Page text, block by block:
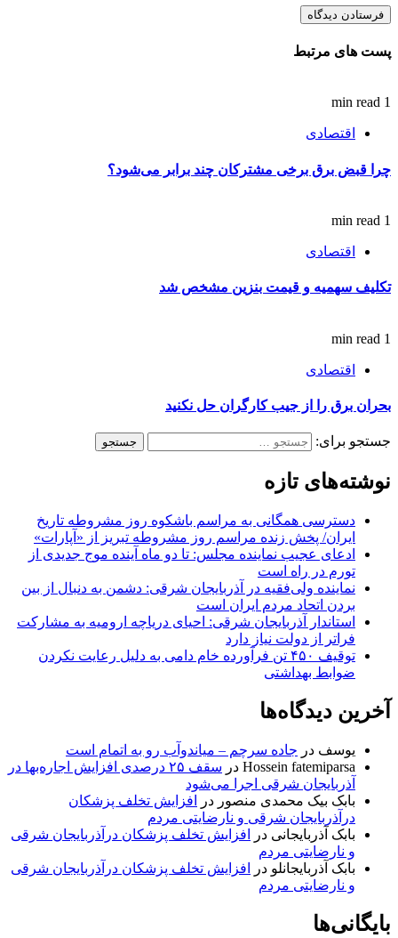
پست های مرتبط
1 min read
اقتصادی
چرا قبض برق برخی مشترکان چند برابر می‌شود؟
1 min read
اقتصادی
تکلیف سهمیه و قیمت بنزین مشخص شد
1 min read
اقتصادی
بحران برق را از جیب کارگران حل نکنید
جستجو برای:
نوشته‌های تازه
دسترسی همگانی به مراسم باشکوه روز مشروطه تاریخ
ایران/ پخش زنده مراسم روز مشروطه تبریز از «آپارات»
ادعای عجیب نماینده مجلس: تا دو ماه آینده موج جدیدی از
تورم در راه است
نماینده ولی‌فقیه در آذربایجان شرقی: دشمن به دنبال از بین
بردن اتحاد مردم ایران است
استاندار آذربایجان شرقی: احیای دریاچه ارومیه به مشارکت
فراتر از دولت نیاز دارد
توقیف ۴۵۰ تن فرآورده خام دامی به دلیل رعایت نکردن
ضوابط بهداشتی
آخرین دیدگاه‌ها
یوسف در جاده سرچم – میاندوآب رو به اتمام است
Hossein fatemiparsa در
سقف ۲۵ درصدی افزایش اجاره‌بها در
آذربایجان شرقی اجرا می‌شود
بابک بیک محمدی منصور در
افزایش تخلف پزشکان
درآذربایجان شرقی و نارضایتی مردم
بابک آذربایجانی در
افزایش تخلف پزشکان درآذربایجان شرقی
و نارضایتی مردم
بابک آذربایجانلو در
افزایش تخلف پزشکان درآذربایجان شرقی
و نارضایتی مردم
بایگانی‌ها